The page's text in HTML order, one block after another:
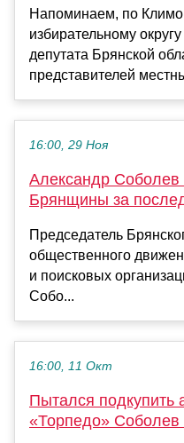
Напоминаем, по
избирательному
депутата Брянской
представителей
16:00, 29 Ноя
Александр Соболев
Брянщины за
Председатель
общественного
и поисковых
Собо...
16:00, 11 Окт
Пытался
«Торпедо»